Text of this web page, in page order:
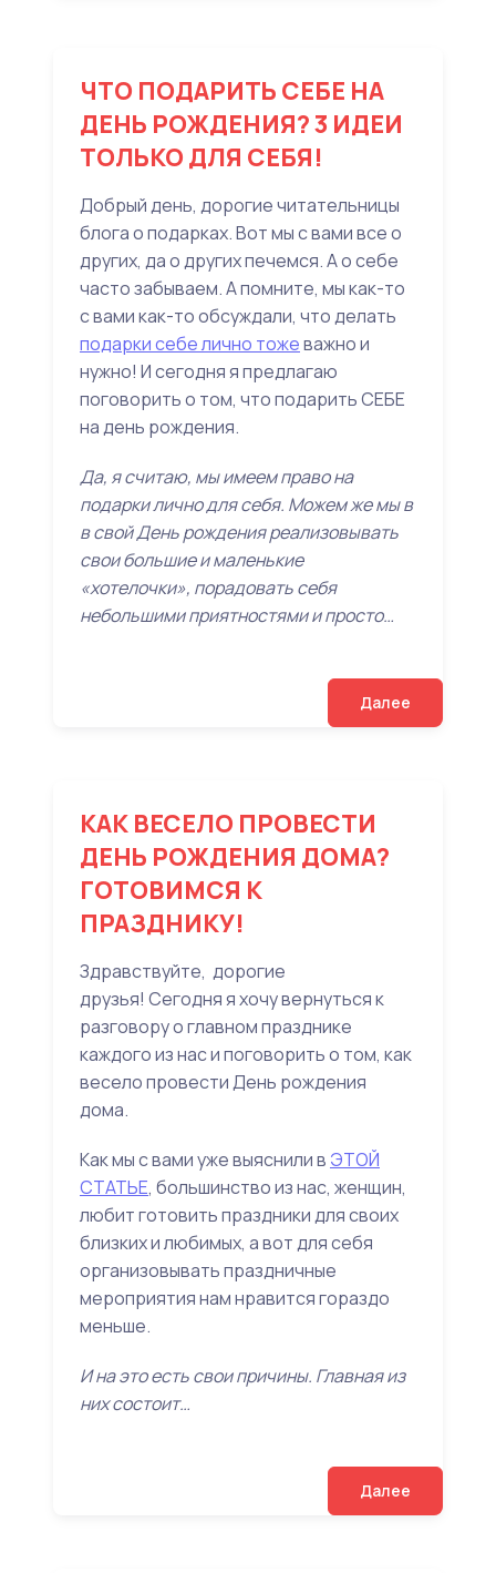
ЧТО ПОДАРИТЬ СЕБЕ НА
ДЕНЬ РОЖДЕНИЯ? 3 ИДЕИ
ТОЛЬКО ДЛЯ СЕБЯ!
Добрый день, дорогие читательницы
блога о подарках. Вот мы с вами все о
других, да о других печемся. А о себе
часто забываем. А помните, мы как-то
с вами как-то обсуждали, что делать
подарки себе лично тожеважно и
нужно! И сегодня я предлагаю
поговорить о том, что подарить СЕБЕ
на день рождения.
Да, я считаю, мы имеем право на
подарки лично для себя. Можем же мы в
в свой День рождения реализовывать
свои большие и маленькие
«хотелочки», порадовать себя
небольшими приятностями и просто…
Далее
КАК ВЕСЕЛО ПРОВЕСТИ
ДЕНЬ РОЖДЕНИЯ ДОМА?
ГОТОВИМСЯ К
ПРАЗДНИКУ!
Здравствуйте, дорогие
друзья! Сегодня я хочу вернуться к
разговору о главном празднике
каждого из нас и поговорить о том, как
весело провести День рождения
дома.
Как мы с вами уже выяснили в ЭТОЙ
СТАТЬЕ, большинство из нас, женщин,
любит готовить праздники для своих
близких и любимых, а вот для себя
организовывать праздничные
мероприятия нам нравится гораздо
меньше.
И на это есть свои причины. Главная из
них состоит…
Далее